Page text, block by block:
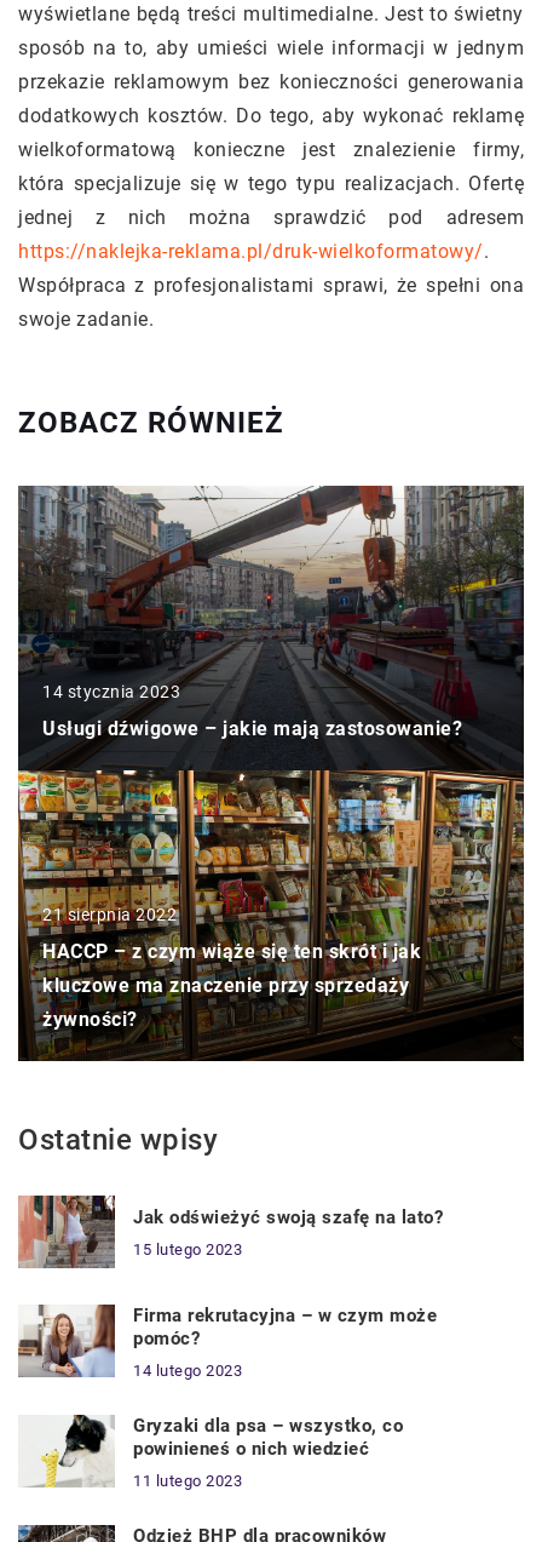
wyświetlane będą treści multimedialne. Jest to świetny
sposób na to, aby umieści wiele informacji w jednym
przekazie reklamowym bez konieczności generowania
dodatkowych kosztów. Do tego, aby wykonać reklamę
wielkoformatową konieczne jest znalezienie firmy,
która specjalizuje się w tego typu realizacjach. Ofertę
jednej z nich można sprawdzić pod adresem
https://naklejka-reklama.pl/druk-wielkoformatowy/.
Współpraca z profesjonalistami sprawi, że spełni ona
swoje zadanie.
ZOBACZ RÓWNIEŻ
14 stycznia 2023
Usługi dźwigowe – jakie mają zastosowanie?
21 sierpnia 2022
HACCP – z czym wiąże się ten skrót i jak
kluczowe ma znaczenie przy sprzedaży
żywności?
Ostatnie wpisy
Jak odświeżyć swoją szafę na lato?
15 lutego 2023
Firma rekrutacyjna – w czym może
pomóc?
14 lutego 2023
Gryzaki dla psa – wszystko, co
powinieneś o nich wiedzieć
11 lutego 2023
Odzież BHP dla pracowników